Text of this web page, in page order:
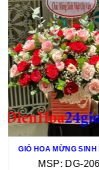
GIỎ HOA MỪNG SINH
MSP: DG-206